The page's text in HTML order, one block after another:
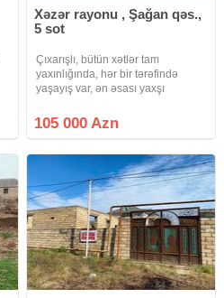
Xəzər rayonu , Şağan qəs.,
5 sot
Çıxarışlı, bütün xətlər tam
yaxınlığında, hər bir tərəfində
yaşayış var, ən əsası yaxşı
105 000 Azn